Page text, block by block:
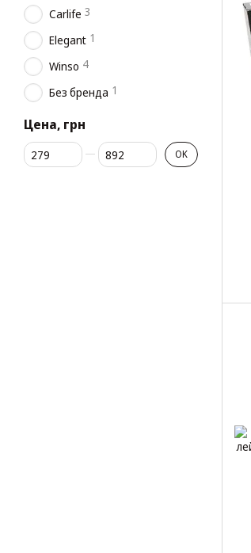
Carlife 3
Elegant 1
Winso 4
Без бренда 1
Цена, грн
От Цена, грн
До Цена, грн OK